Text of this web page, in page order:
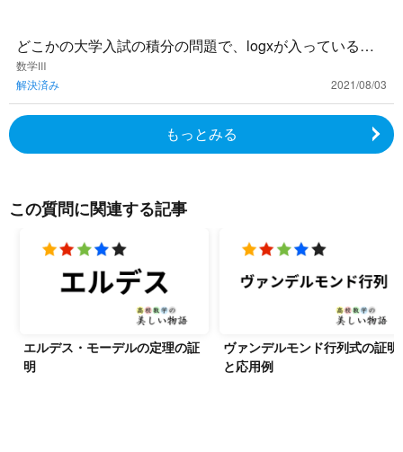
どこかの大学入試の積分の問題で、logxが入っている式
なのに積分区間が0から何かまでになっている問題を見た
ことがあります
数学Ⅲ
解決済み
2021/08/03
もっとみる
この質問に関連する記事
エルデス・モーデルの定理の証
明
ヴァンデルモンド行列式の証明
と応用例